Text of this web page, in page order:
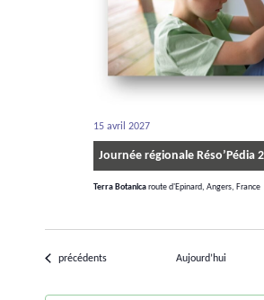
Journée régionale Réso’Pédia
15 avril 2027
Terra Botanica route d'Epinard, Angers, France
Évènements
précédents Aujourd’hui